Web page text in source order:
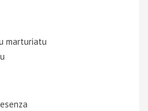
marturiatu